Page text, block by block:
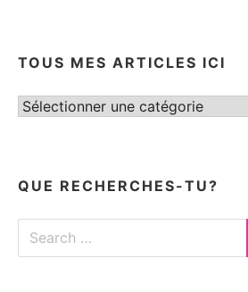
TOUS MES ARTICLES ICI
Tous
QUE RECHERCHES-TU?
Search